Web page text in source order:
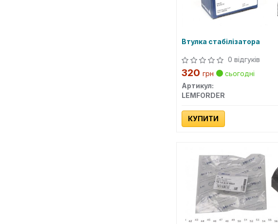
Втулка стабілізатора
0 відгуків
320 грн
сьогодні
Артикул:
LEMFORDER
КУПИТИ